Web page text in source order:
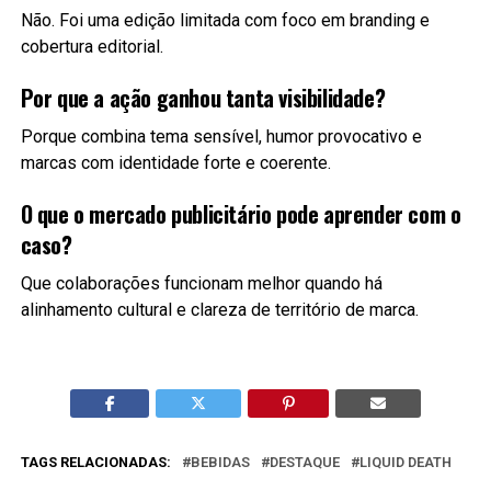
Não. Foi uma edição limitada com foco em branding e
cobertura editorial.
Por que a ação ganhou tanta visibilidade?
Porque combina tema sensível, humor provocativo e
marcas com identidade forte e coerente.
O que o mercado publicitário pode aprender com o
caso?
Que colaborações funcionam melhor quando há
alinhamento cultural e clareza de território de marca.
TAGS RELACIONADAS: BEBIDAS DESTAQUE LIQUID DEATH